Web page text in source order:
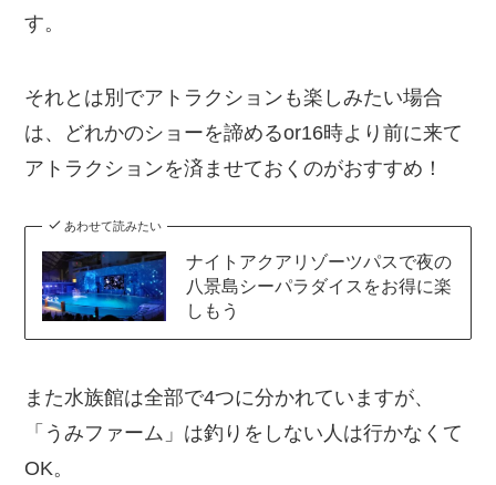
す。
それとは別でアトラクションも楽しみたい場合
は、どれかのショーを諦めるor16時より前に来て
アトラクションを済ませておくのがおすすめ！
あわせて読みたい
ナイトアクアリゾーツパスで夜の
八景島シーパラダイスをお得に楽
しもう
また水族館は全部で4つに分かれていますが、
「うみファーム」は釣りをしない人は行かなくて
OK。